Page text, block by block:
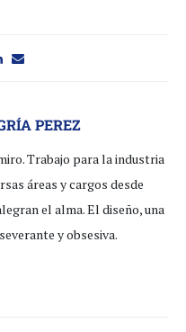
PEREZ
Trabajo para la industria
áreas y cargos desde
el alma. El diseño, una
y obsesiva.